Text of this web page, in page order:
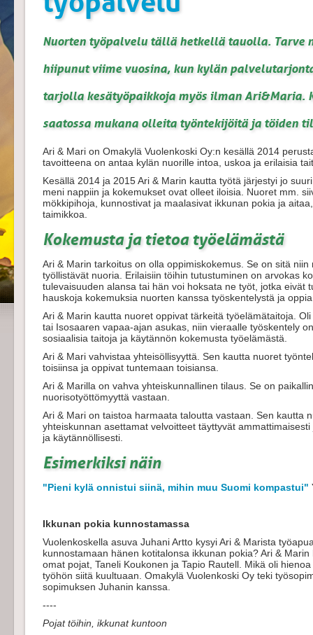
Nuorten työpalvelu tällä hetkellä tauolla. Tarve
hiipunut viime vuosina, kun kylän
tarjolla kesätyöpaikkoja myös ilman Ari&Maria.
saatossa mukana olleita työntekijöitä ja töiden
Ari & Mari on Omakylä Vuolenkoski Oy:n kesällä 2014
tavoitteena on antaa kylän nuorille intoa, uskoa ja erilaisia
Kesällä 2014 ja 2015 Ari & Marin kautta työtä järjestyi jo
meni nappiin ja kokemukset ovat olleet iloisia. Nuoret mm.
mökkipihoja, kunnostivat ja maalasivat ikkunan pokia ja
taimikkoa.
Kokemusta ja tietoa työelämästä
Ari & Marin tarkoitus on olla oppimiskokemus. Se on sitä
työllistävät nuoria. Erilaisiin töihin tutustuminen on arvokas
tulevaisuuden alansa tai hän voi hoksata ne työt, jotka eivät
hauskoja kokemuksia nuorten kanssa työskentelystä ja
Ari & Marin kautta nuoret oppivat tärkeitä työelämätaitoja.
tai Isosaaren vapaa-ajan asukas, niin vieraalle työskentely
sosiaalisia taitoja ja käytännön kokemusta työelämästä.
Ari & Mari vahvistaa yhteisöllisyyttä. Sen kautta nuoret
toisiinsa ja oppivat tuntemaan toisiansa.
Ari & Marilla on vahva yhteiskunnallinen tilaus. Se on
nuorisotyöttömyyttä vastaan.
Ari & Mari on taistoa harmaata taloutta vastaan. Sen kautta
yhteiskunnan asettamat velvoitteet täyttyvät
ja käytännöllisesti.
Esimerkiksi näin
"Pieni kylä onnistui siinä, mihin muu Suomi kompastui"
Ikkunan pokia kunnostamassa
Vuolenkoskella asuva Juhani Artto kysyi Ari & Marista
kunnostamaan hänen kotitalonsa ikkunan pokia? Ari &
omat pojat, Taneli Koukonen ja Tapio Rautell. Mikä oli
työhön siitä kuultuaan. Omakylä Vuolenkoski Oy teki
sopimuksen Juhanin kanssa.
----
Pojat töihin, ikkunat kuntoon